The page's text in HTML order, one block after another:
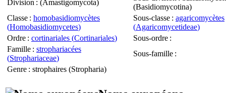
Division : (Amastigomycota)
(Basidiomycotina)
Classe : homobasidiomycètes
(Homobasidiomycetes)
Sous-classe : agaricomycètes
(Agaricomycetideae)
Ordre : cortinariales (Cortinariales) Sous-ordre :
Famille : strophariacées
(Strophariaceae)
Sous-famille :
Genre : strophaires (Stropharia)